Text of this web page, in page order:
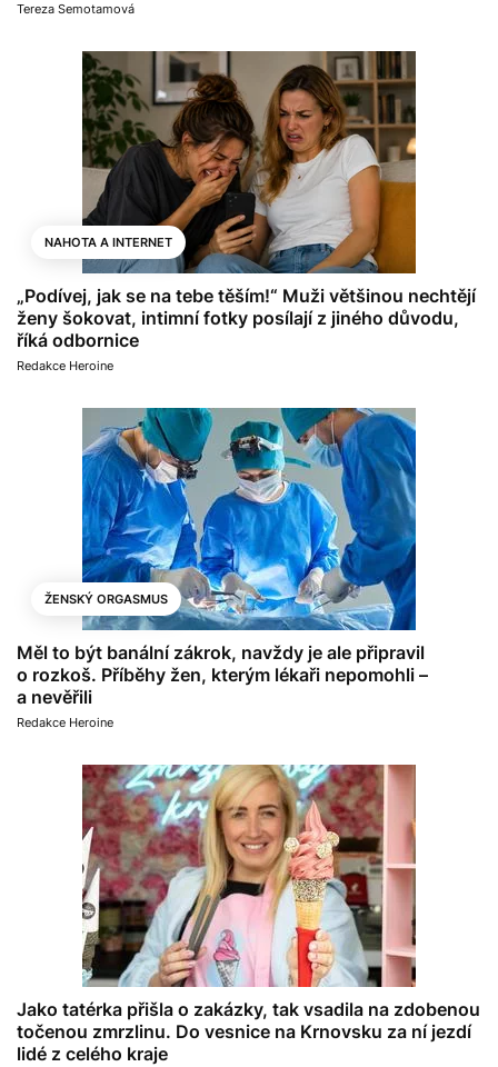
Tereza Semotamová
NAHOTA A INTERNET
„Podívej, jak se na tebe těším!“ Muži většinou nechtějí
ženy šokovat, intimní fotky posílají z jiného důvodu,
říká odbornice
Redakce Heroine
ŽENSKÝ ORGASMUS
Měl to být banální zákrok, navždy je ale připravil
o rozkoš. Příběhy žen, kterým lékaři nepomohli –
a nevěřili
Redakce Heroine
Jako tatérka přišla o zakázky, tak vsadila na zdobenou
točenou zmrzlinu. Do vesnice na Krnovsku za ní jezdí
lidé z celého kraje